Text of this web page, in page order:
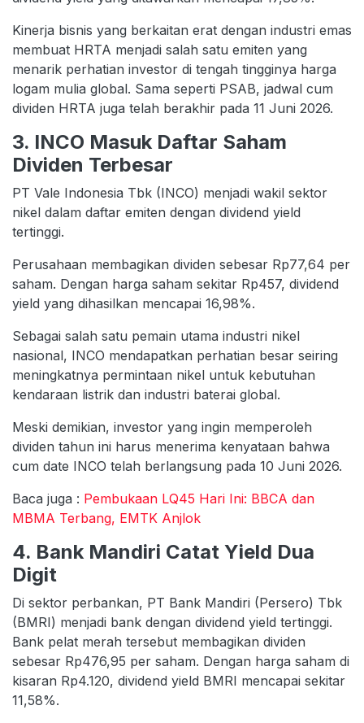
Kinerja bisnis yang berkaitan erat dengan industri emas
membuat HRTA menjadi salah satu emiten yang
menarik perhatian investor di tengah tingginya harga
logam mulia global. Sama seperti PSAB, jadwal cum
dividen HRTA juga telah berakhir pada 11 Juni 2026.
3. INCO Masuk Daftar Saham
Dividen Terbesar
PT Vale Indonesia Tbk (INCO) menjadi wakil sektor
nikel dalam daftar emiten dengan dividend yield
tertinggi.
Perusahaan membagikan dividen sebesar Rp77,64 per
saham. Dengan harga saham sekitar Rp457, dividend
yield yang dihasilkan mencapai 16,98%.
Sebagai salah satu pemain utama industri nikel
nasional, INCO mendapatkan perhatian besar seiring
meningkatnya permintaan nikel untuk kebutuhan
kendaraan listrik dan industri baterai global.
Meski demikian, investor yang ingin memperoleh
dividen tahun ini harus menerima kenyataan bahwa
cum date INCO telah berlangsung pada 10 Juni 2026.
Baca juga : Pembukaan LQ45 Hari Ini: BBCA dan
MBMA Terbang, EMTK Anjlok
4. Bank Mandiri Catat Yield Dua
Digit
Di sektor perbankan, PT Bank Mandiri (Persero) Tbk
(BMRI) menjadi bank dengan dividend yield tertinggi.
Bank pelat merah tersebut membagikan dividen
sebesar Rp476,95 per saham. Dengan harga saham di
kisaran Rp4.120, dividend yield BMRI mencapai sekitar
11,58%.